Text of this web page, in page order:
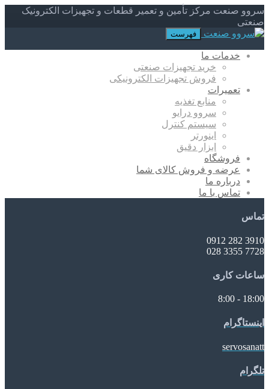
سروو صنعت مرکز تأمین و تعمیر قطعات و تجهیزات الکترونیک
صنعتی
فهرست
خدمات ما
خرید تجهیزات صنعتی
فروش تجهیزات الکترونیکی
تعمیرات
منابع تغذیه
سروو درایو
سیستم کنترل
اینورتر
ابزار دقیق
فروشگاه
عرضه و فروش کالای شما
درباره ما
تماس با ما
تماس
3910 282 0912
7728 3355 028
ساعات کاری
18:00 - 8:00
اینستاگرام
servosanatt
تلگرام